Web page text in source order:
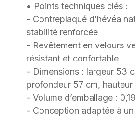
• Points techniques clés :
- Contreplaqué d’hévéa
stabilité renforcée
- Revêtement en velours
résistant et confortable
- Dimensions : largeur 53
profondeur 57 cm,
- Volume d’emballage :
- Conception adaptée à